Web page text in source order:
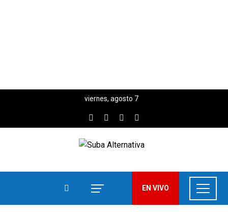
viernes, agosto 7
EN VIVO